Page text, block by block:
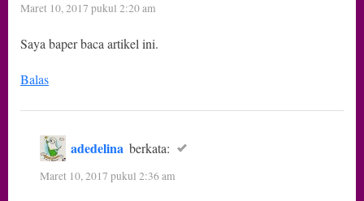
Maret 10, 2017 pukul 2:20 am
Saya baper baca artikel ini.
Balas
adedelina berkata:
Maret 10, 2017 pukul 2:36 am